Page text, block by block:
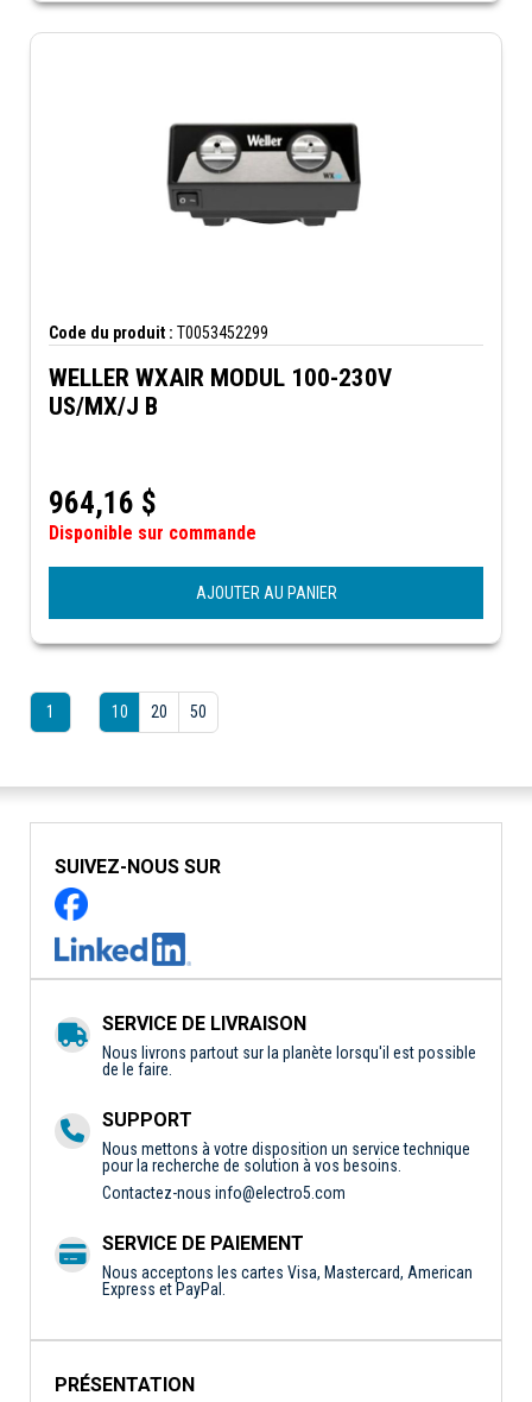
Code du produit : T0053452299
WELLER WXAIR MODUL 100-230V
US/MX/J B
964,16 $
Disponible sur commande
AJOUTER AU PANIER
1 10 20 50
SUIVEZ-NOUS SUR
SERVICE DE LIVRAISON
Nous livrons partout sur la planète lorsqu'il est possible
de le faire.
SUPPORT
Nous mettons à votre disposition un service technique
pour la recherche de solution à vos besoins.
Contactez-nous info@electro5.com
SERVICE DE PAIEMENT
Nous acceptons les cartes Visa, Mastercard, American
Express et PayPal.
PRÉSENTATION